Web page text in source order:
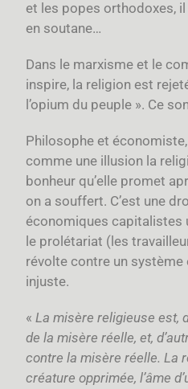
et les popes orthodoxes,
en soutane…
Dans le marxisme et le
inspire, la religion est
l’opium du peuple ». Ce
Philosophe et
comme une illusion la
bonheur qu’elle promet
on a souffert. C’est une
économiques
le prolétariat (les
révolte contre un
injuste.
«La misère religieuse est,
de la misère réelle, et,
contre la misère réelle. La
créature opprimée, l’âme